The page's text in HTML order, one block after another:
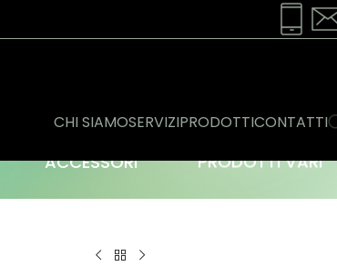
CHI SIAMOSERVIZIPRODOTTICONTATTI
ACCESSORI PRODOTTI VARI